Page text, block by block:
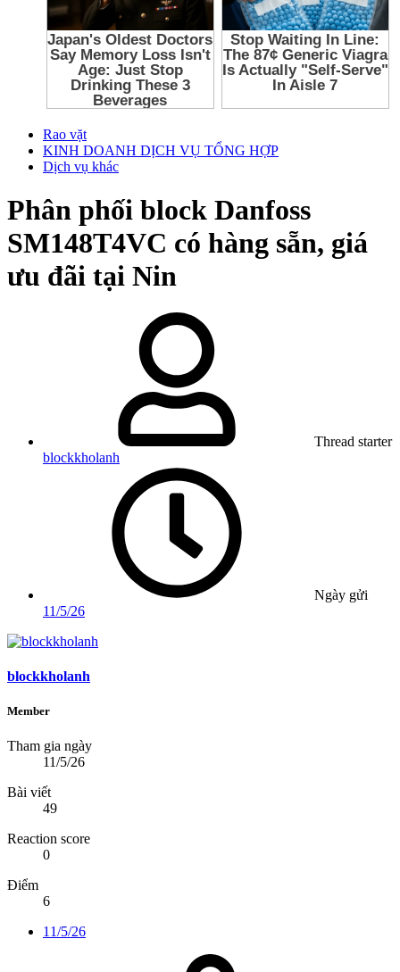
Rao vặt
KINH DOANH DỊCH VỤ TỔNG HỢP
Dịch vụ khác
Phân phối block Danfoss
SM148T4VC có hàng sẵn, giá
ưu đãi tại Nin
Thread starter
blockkholanh
Ngày gửi
11/5/26
blockkholanh
Member
Tham gia ngày
11/5/26
Bài viết
49
Reaction score
0
Điểm
6
11/5/26